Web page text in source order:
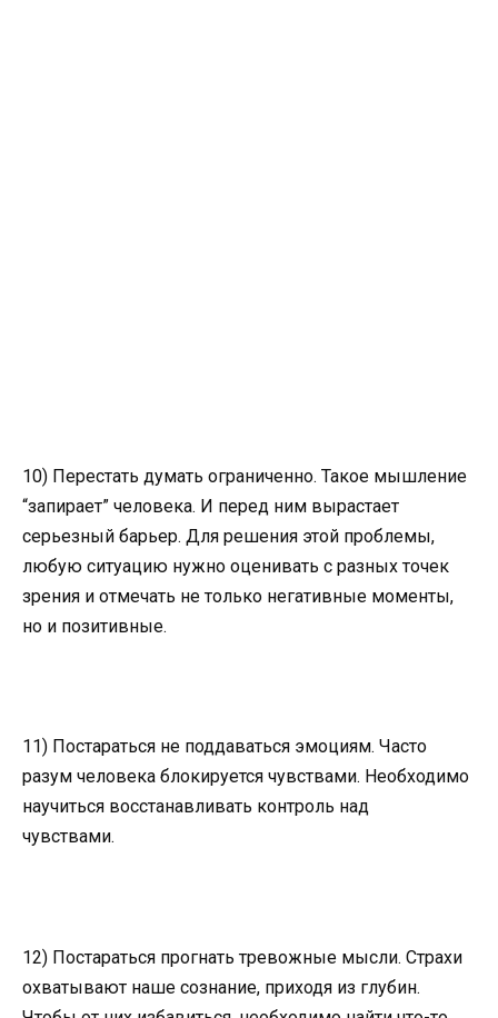
10) Перестать думать ограниченно. Такое мышление
“запирает” человека. И перед ним вырастает
серьезный барьер. Для решения этой проблемы,
любую ситуацию нужно оценивать с разных точек
зрения и отмечать не только негативные моменты,
но и позитивные.
11) Постараться не поддаваться эмоциям. Часто
разум человека блокируется чувствами. Необходимо
научиться восстанавливать контроль над
чувствами.
12) Постараться прогнать тревожные мысли. Страхи
охватывают наше сознание, приходя из глубин.